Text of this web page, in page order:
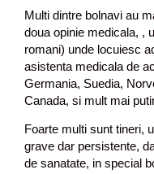
Multi dintre bolnavi au
doua opinie medicala, ,
romani) unde locuiesc
asistenta medicala de
Germania, Suedia,
Canada, si mult mai
Foarte multi sunt tineri,
grave dar persistente,
de sanatate, in special